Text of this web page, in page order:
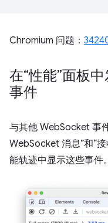
Chromium 问题：
在“性能”面板
事件
与其他 WebSocket 事
WebSocket 消息”和“
能轨迹中显示这些事件。